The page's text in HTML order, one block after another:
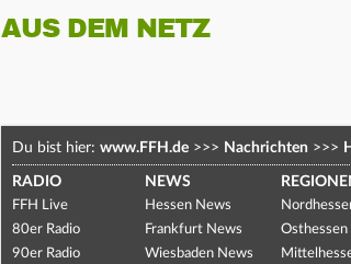
AUS DEM NETZ
Du bist hier: www.FFH.de >>> Nachrichten >>>
RADIO
FFH Live
80er Radio
90er Radio
NEWS
Hessen News
Frankfurt News
Wiesbaden News
Osthessen